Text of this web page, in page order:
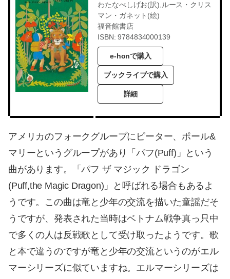
わたなべしげお(訳),ルース・クリス
マン・ガネット(絵)
福音館書店
ISBN: 9784834000139
e-honで購入
ブックライブで購入
詳細
アメリカのフォークグループにピーター、ポール&
マリーというグループがあり「パフ(Puff)」という
曲があります。「パフ ザ マジック ドラゴン
(Puff,the Magic Dragon)」と呼ばれる場合もあるよ
うです。この曲は竜と少年の交流を描いた童謡だそ
うですが、発表された当時はベトナム戦争真っ只中
で多くの人は反戦歌として受け取ったようです。歌
と本で違うのですが竜と少年の交流というのがエル
マーシリーズに似ていますね。エルマーシリーズは